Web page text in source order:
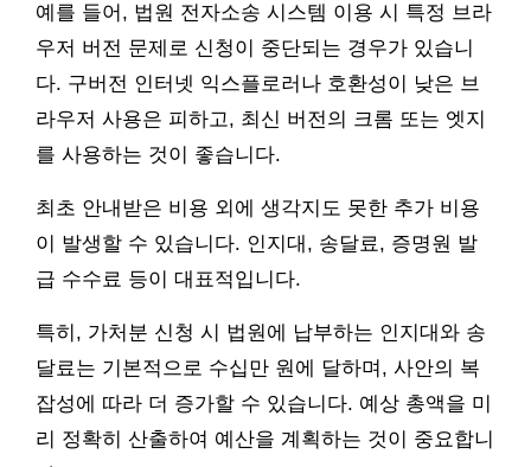
예를 들어, 법원 전자소송 시스템 이용 시 특정 브라
우저 버전 문제로 신청이 중단되는 경우가 있습니
다. 구버전 인터넷 익스플로러나 호환성이 낮은 브
라우저 사용은 피하고, 최신 버전의 크롬 또는 엣지
를 사용하는 것이 좋습니다.
최초 안내받은 비용 외에 생각지도 못한 추가 비용
이 발생할 수 있습니다. 인지대, 송달료, 증명원 발
급 수수료 등이 대표적입니다.
특히, 가처분 신청 시 법원에 납부하는 인지대와 송
달료는 기본적으로 수십만 원에 달하며, 사안의 복
잡성에 따라 더 증가할 수 있습니다. 예상 총액을 미
리 정확히 산출하여 예산을 계획하는 것이 중요합니